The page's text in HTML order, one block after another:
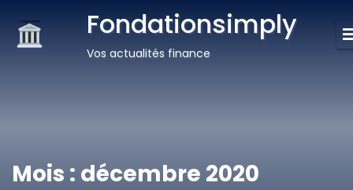
Fondationsimply
Vos actualités finance
Mois : décembre 2020